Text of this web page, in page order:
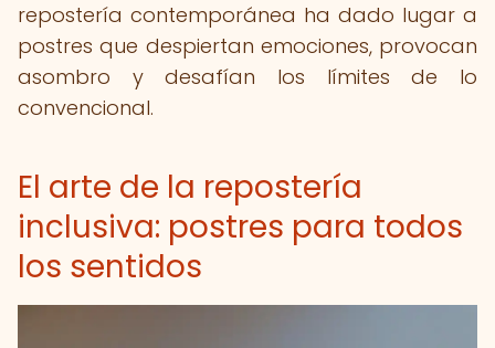
repostería contemporánea ha dado lugar a
postres que despiertan emociones, provocan
asombro y desafían los límites de lo
convencional.
El arte de la repostería
inclusiva: postres para todos
los sentidos